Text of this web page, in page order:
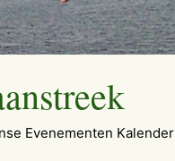
Evenementen Kalender